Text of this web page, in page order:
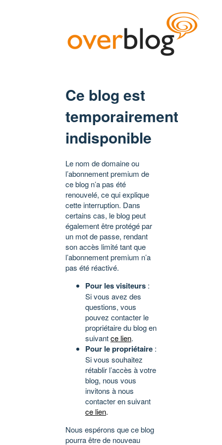
Ce blog est
temporairement
indisponible
Le nom de domaine ou
l’abonnement premium de
ce blog n’a pas été
renouvelé, ce qui explique
cette interruption. Dans
certains cas, le blog peut
également être protégé par
un mot de passe, rendant
son accès limité tant que
l’abonnement premium n’a
pas été réactivé.
Pour les visiteurs :
Si vous avez des
questions, vous
pouvez contacter le
propriétaire du blog en
suivantce lien.
Pour le propriétaire :
Si vous souhaitez
rétablir l’accès à votre
blog, nous vous
invitons à nous
contacter en suivant
ce lien.
Nous espérons que ce blog
pourra être de nouveau